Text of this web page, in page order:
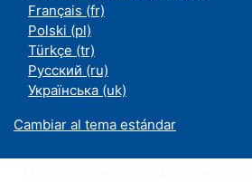
Français ‎(fr)‎
Polski ‎(pl)‎
Türkçe ‎(tr)‎
Русский ‎(ru)‎
Українська ‎(uk)‎
Cambiar al tema estándar